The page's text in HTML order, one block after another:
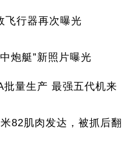
飞行器再次曝光
炮艇”新照片曝光
量生产 最强五代机来
82肌肉发达，被抓后翻